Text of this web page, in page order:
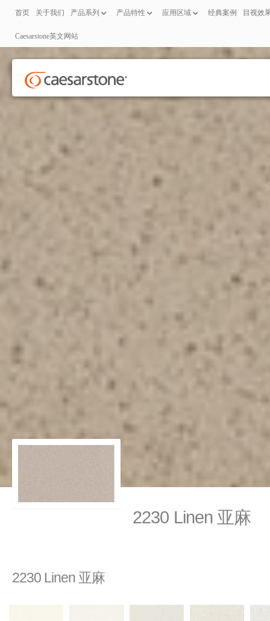
首页 关于我们 产品系列 产品特性 应用区域 经典案例 目视效
Caesarstone英文网站
2230 Linen 亚麻
2230 Linen 亚麻